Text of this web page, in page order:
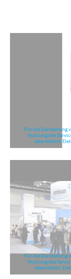
Für die Darstellung
Nutzung des
übermittelt.
Für die Darstellung
Nutzung des
übermittelt.